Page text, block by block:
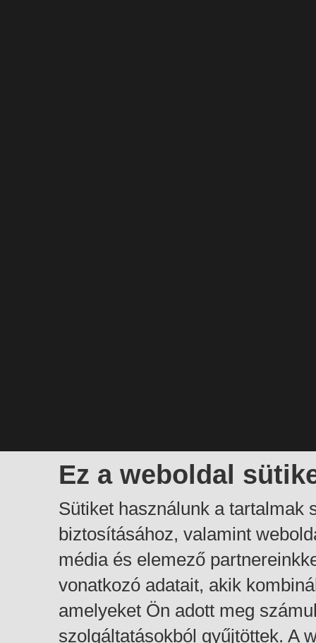
Ez a weboldal
Sütiket használunk a tartalmak
biztosításához, valamint
média és elemező
vonatkozó adatait, akik
amelyeket Ön adott meg
szolgáltatásokból gyűjtöttek. A